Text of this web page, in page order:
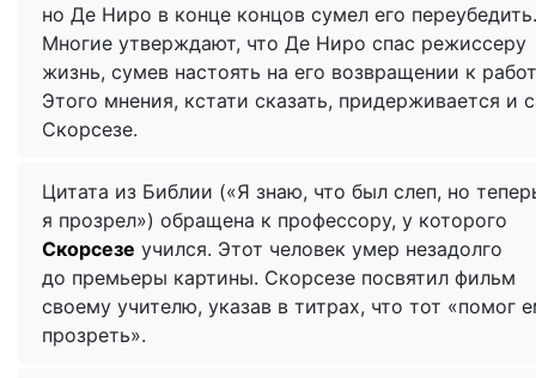
но Де Ниро в конце концов сумел его переубедить.
Многие утверждают, что Де Ниро спас режиссеру
жизнь, сумев настоять на его возвращении к
Этого мнения, кстати сказать, придерживается и
Скорсезе.
Цитата из Библии («Я знаю, что был слеп, но
я прозрел») обращена к профессору, у которого
Скорсезе учился. Этот человек умер незадолго
до премьеры картины. Скорсезе посвятил фильм
своему учителю, указав в титрах, что тот «помог
прозреть».